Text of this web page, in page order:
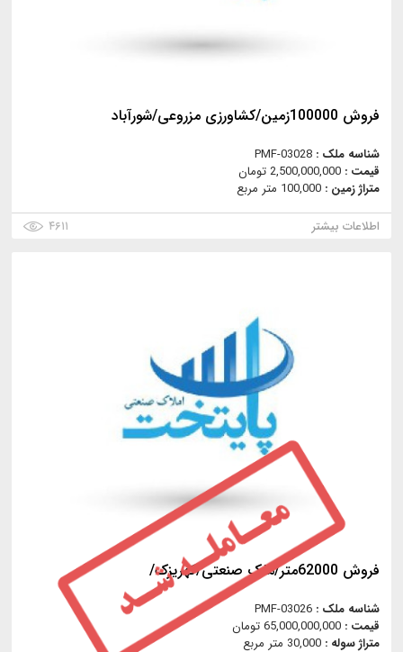
فروش 100000زمین/کشاورزی مزروعی/شورآباد
شناسه ملک : PMF-03028
قیمت : 2,500,000,000 تومان
متراژ زمین : 100,000 متر مربع
اطلاعات بیشتر
۴۶۱۱
فروش 62000متر/ملک صنعتی/کهریزک/
شناسه ملک : PMF-03026
قیمت : 65,000,000,000 تومان
متراژ سوله : 30,000 متر مربع